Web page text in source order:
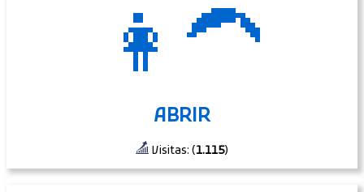
👩‍🦱
ABRIR
Visitas: (1.115)